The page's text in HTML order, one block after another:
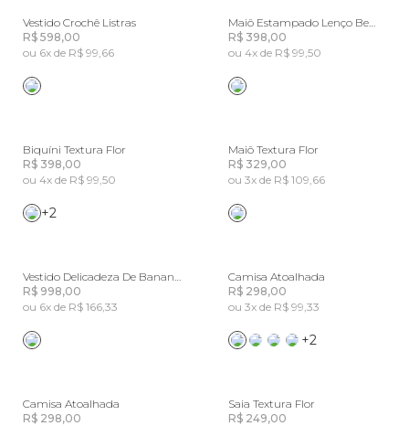
Vestido Crochê Listras
R$ 598,00
ou 6x de R$ 99,66
Maiô Estampado Lenço Bem Querer
R$ 398,00
ou 4x de R$ 99,50
Biquíni Textura Flor
R$ 398,00
ou 4x de R$ 99,50
+2
Maiô Textura Flor
R$ 329,00
ou 3x de R$ 109,66
Vestido Delicadeza De Banana Bordado
R$ 998,00
ou 6x de R$ 166,33
Camisa Atoalhada
R$ 298,00
ou 3x de R$ 99,33
+2
Camisa Atoalhada
R$ 298,00
Saia Textura Flor
R$ 249,00